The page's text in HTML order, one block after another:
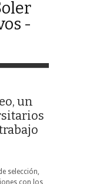
-
un
selección,
con los